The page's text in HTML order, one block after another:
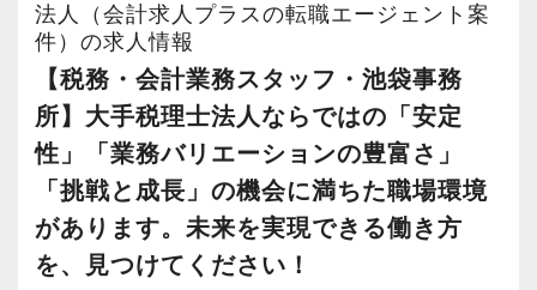
法人（会計求人プラスの転職エージェント案
件）の求人情報
【税務・会計業務スタッフ・池袋事務
所】大手税理士法人ならではの「安定
性」「業務バリエーションの豊富さ」
「挑戦と成長」の機会に満ちた職場環境
があります。未来を実現できる働き方
を、見つけてください！